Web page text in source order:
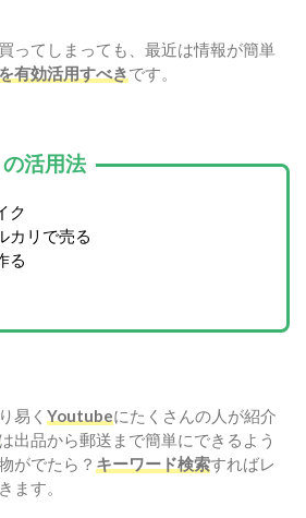
ってしまっても、最近は情報が簡単
有効活用すべきです。
活用法
ク
カリで売る
る
易く Youtubeにたくさんの人が紹介
は出品から郵送まで簡単にできるよう
がでたら？ キーワード検索すればレ
ます。